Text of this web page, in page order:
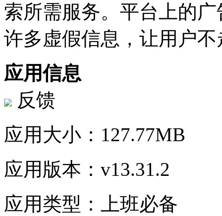
索所需服务。平台上的
许多虚假信息，让用户
应用信息
反馈
应用大小： 127.77MB
应用版本： v13.31.2
应用类型：
上班必备